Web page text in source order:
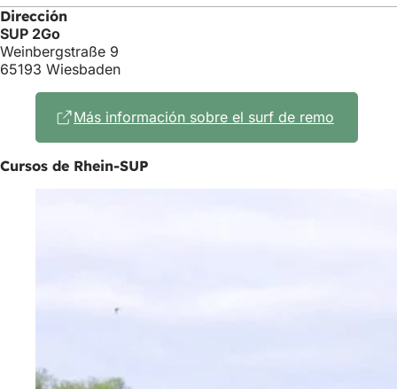
Dirección
SUP 2Go
Weinbergstraße 9
65193 Wiesbaden
Más información sobre el surf de remo
abre
Cursos de Rhein-SUP